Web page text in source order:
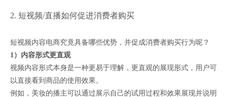
2. 短视频/直播如何促进消费者购买
短视频内容电商究竟具备哪些优势，并促成消费者购买行为呢？
1）内容形式更直观
视频内容形式本身是一种更易于理解，更直观的展现形式，用户可
以直接看到商品的使用效果。
例如，美妆的播主可以通过展示自己的试用过程和效果展现并说明